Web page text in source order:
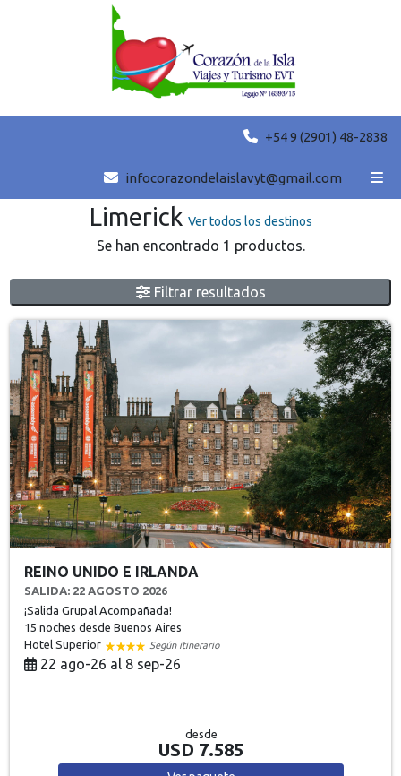
+54 9 (2901) 48-2838
infocorazondelaislavyt@gmail.com
Grupales destacadas
Limerick Ver todos los destinos
Se han encontrado 1 productos.
Filtrar resultados
REINO UNIDO E IRLANDA
SALIDA: 22 AGOSTO 2026
¡Salida Grupal Acompañada!
15 nochesdesde Buenos Aires
Hotel Superior
Según itinerario
22 ago-26 al 8 sep-26
desde
USD 7.585